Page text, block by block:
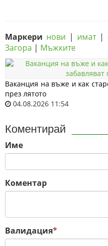
Маркери нови | имат|
Загора | Мъжките
Ваканция на въже и как
през лятото
04.08.2026 11:54
Коментирай
Име
Коментар
Валидация*